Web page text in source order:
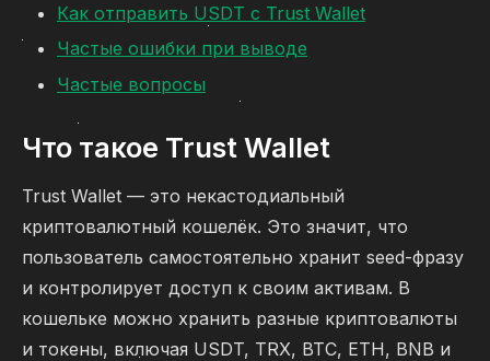
Как отправить USDT с Trust Wallet
Частые ошибки при выводе
Частые вопросы
Что такое Trust Wallet
Trust Wallet — это некастодиальный
криптовалютный кошелёк. Это значит, что
пользователь самостоятельно хранит seed-фразу
и контролирует доступ к своим активам. В
кошельке можно хранить разные криптовалюты
и токены, включая USDT, TRX, BTC, ETH, BNB и